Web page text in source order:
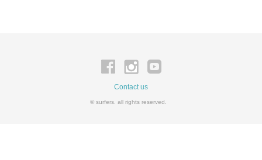
Contact us
© surfers. all rights reserved.